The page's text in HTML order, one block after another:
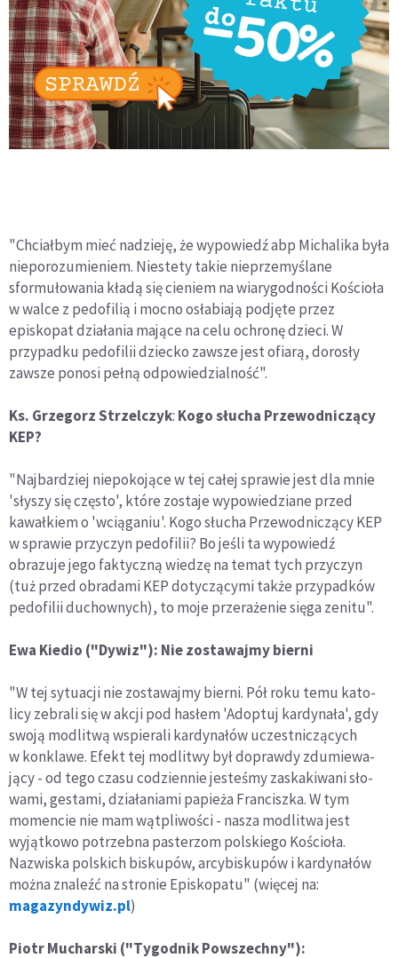
"Chciałbym mieć nadzieję, że wypowiedź abp Michalika była
nieporozumieniem. Niestety takie nieprzemyślane
sformułowania kładą się cieniem na wiarygodności Kościoła
w walce z pedofilią i mocno osłabiają podjęte przez
episkopat działania mające na celu ochronę dzieci. W
przypadku pedofilii dziecko zawsze jest ofiarą, dorosły
zawsze ponosi pełną odpowiedzialność".
Ks. Grzegorz Strzelczyk: Kogo słucha Przewodniczący
KEP?
"Najbardziej niepokojące w tej całej sprawie jest dla mnie
'słyszy się często', które zostaje wypowiedziane przed
kawałkiem o 'wciąganiu'. Kogo słucha Przewodniczący KEP
w sprawie przyczyn pedofilii? Bo jeśli ta wypowiedź
obrazuje jego faktyczną wiedzę na temat tych przyczyn
(tuż przed obradami KEP dotyczącymi także przypadków
pedofilii duchownych), to moje przerażenie sięga zenitu".
Ewa Kiedio ("Dywiz"): Nie zosta­wajmy bierni
"W tej sytu­acji nie zosta­wajmy bierni. Pół roku temu kato­
licy zebrali się w akcji pod hasłem 'Adop­tuj kar­dy­nała', gdy
swoją modli­twą wspie­rali kar­dy­na­łów uczest­ni­czą­cych
w kon­klawe. Efekt tej modli­twy był doprawdy zdu­mie­wa­
jący - od tego czasu codzien­nie jeste­śmy zaska­ki­wani sło­
wami, gestami, dzia­ła­niami papieża Fran­ciszka. W tym
momen­cie nie mam wąt­pli­wo­ści - nasza modli­twa jest
wyjąt­kowo potrzebna paste­rzom pol­skiego Kościoła.
Nazwi­ska pol­skich bisku­pów, arcy­bi­sku­pów i kar­dy­na­łów
można zna­leźć na stro­nie Epi­sko­patu" (więcej na:
magazyndywiz.pl)
Piotr Mucharski ("Tygodnik Powszechny"):